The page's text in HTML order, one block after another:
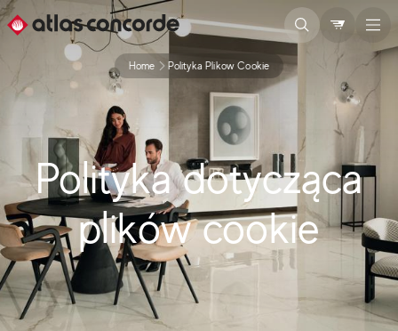
Home Polityka Plikow Cookie
Polityka dotycząca
plików cookie